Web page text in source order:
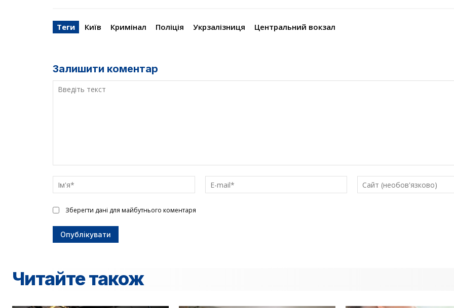
Теги Київ Кримінал Поліція Укрзалізниця Центральний вокзал
Залишити коментар
текст
Ім'я*
mail*
Зберегти дані для майбутнього коментаря
Читайте також